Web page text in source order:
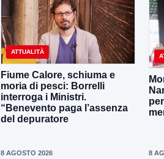
ATTUALITÀ
Fiume Calore, schiuma e
moria di pesci: Borrelli
interroga i Ministri.
“Benevento paga l’assenza
del depuratore
8 AGOSTO 2026 8